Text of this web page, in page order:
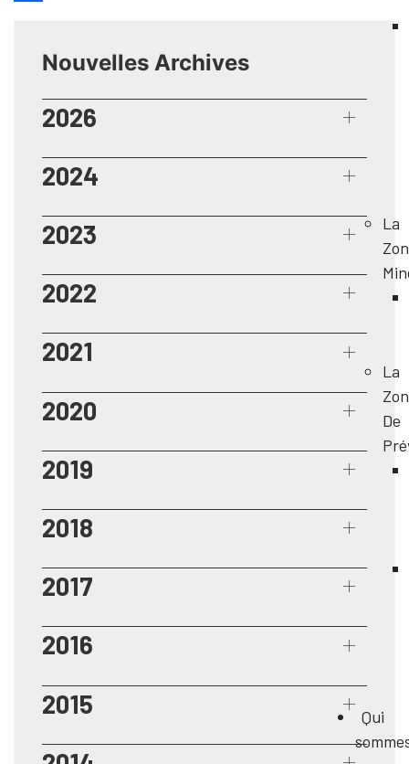
La
La
De
Qui
Nouvelles Archives
2026
2024
2023
2022
2021
2020
2019
2018
2017
2016
2015